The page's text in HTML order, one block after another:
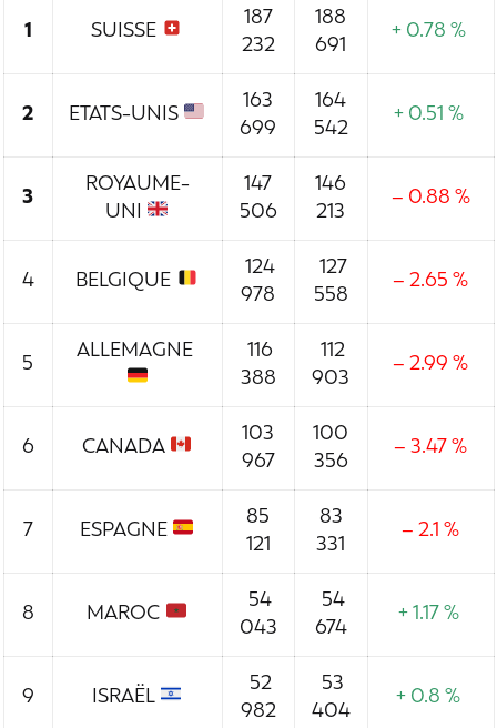
1 SUISSE
187
232
188
691
+ 0.78 %
2 ETATS-UNIS
163
699
164
542
+ 0.51 %
3
ROYAUME-
UNI
147
506
146
213
– 0.88 %
4 BELGIQUE
124
978
127
558
– 2.65 %
5 ALLEMAGNE
116
388
112
903
– 2.99 %
6 CANADA
103
967
100
356
– 3.47 %
7 ESPAGNE
85
121
83
331
– 2.1 %
8 MAROC
54
043
54
674
+ 1.17 %
9 ISRAËL
52
982
53
404
+ 0.8 %